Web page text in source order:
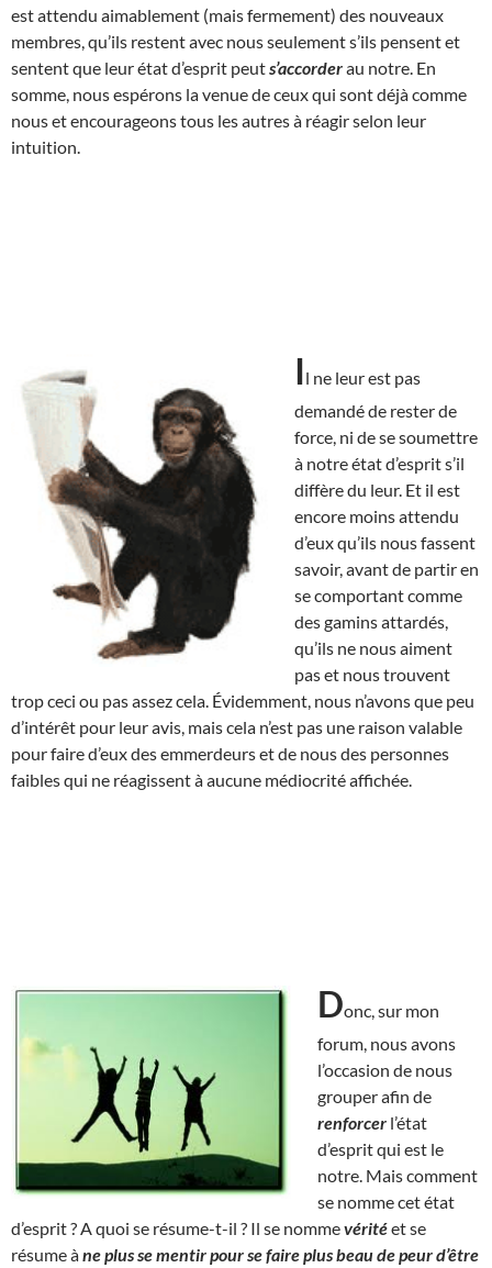
est attendu aimablement (mais fermement) des nouveaux
membres, qu’ils restent avec nous seulement s’ils pensent et
sentent que leur état d’esprit peuts’accorderau notre. En
somme, nous espérons la venue de ceux qui sont déjà comme
nous et encourageons tous les autres à réagir selon leur
intuition.
Il ne leur est pas
demandé de rester de
force, ni de se soumettre
à notre état d’esprit s’il
diffère du leur. Et il est
encore moins attendu
d’eux qu’ils nous fassent
savoir, avant de partir en
se comportant comme
des gamins attardés,
qu’ils ne nous aiment
pas et nous trouvent
trop ceci ou pas assez cela. Évidemment, nous n’avons que peu
d’intérêt pour leur avis, mais cela n’est pas une raison valable
pour faire d’eux des emmerdeurs et de nous des personnes
faibles qui ne réagissent à aucune médiocrité affichée.
Donc, sur mon
forum, nous avons
l’occasion de nous
grouper afin de
renforcer l’état
d’esprit qui est le
notre. Mais comment
se nomme cet état
d’esprit ? A quoi se résume-t-il ? Il se nommevéritéet se
résume àne plus se mentir pour se faire plus beau de peur d’être